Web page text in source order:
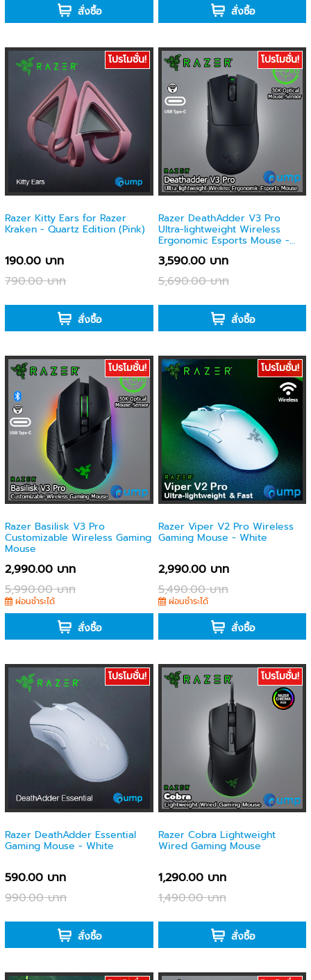
สั่งซื้อ สั่งซื้อ
โปรโมชั่น!
Razer Kitty Ears for Razer
Kraken - Quartz Edition (Pink)
190.00 บาท
790.00 บาท
สั่งซื้อ
โปรโมชั่น!
Razer DeathAdder V3 Pro
Ultra-lightweight Wireless
Ergonomic Esports Mouse -
3,590.00 บาท
5,690.00 บาท
สั่งซื้อ
โปรโมชั่น!
Razer Basilisk V3 Pro
Customizable Wireless Gaming
Mouse
2,990.00 บาท
5,990.00 บาท
ผ่อนชำระได้
สั่งซื้อ
โปรโมชั่น!
Razer Viper V2 Pro Wireless
Gaming Mouse - White
2,990.00 บาท
5,490.00 บาท
ผ่อนชำระได้
สั่งซื้อ
โปรโมชั่น!
Razer DeathAdder Essential
Gaming Mouse - White
590.00 บาท
990.00 บาท
สั่งซื้อ
โปรโมชั่น!
Razer Cobra Lightweight
Wired Gaming Mouse
1,290.00 บาท
1,490.00 บาท
สั่งซื้อ